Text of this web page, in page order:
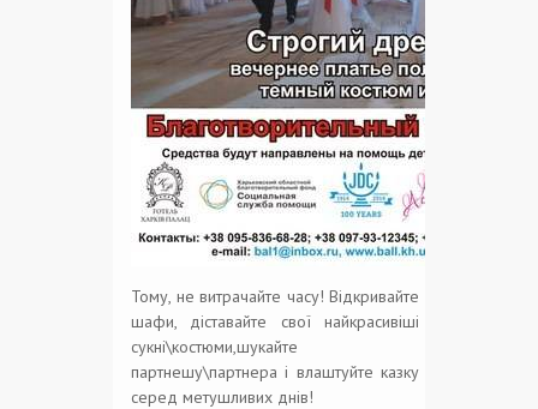
Тому, не витрачайте часу! Відкривайте
шафи, діставайте свої найкрасивіші
сукні\костюми,шукайте
партнешу\партнера і влаштуйте казку
серед метушливих днів!